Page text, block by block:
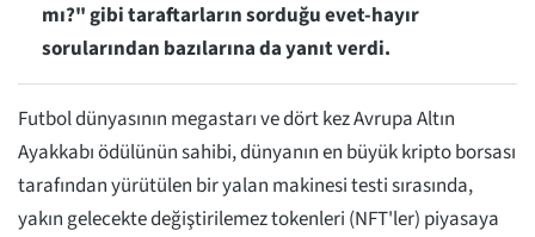
mı?" gibi taraftarların sorduğu evet-hayır
sorularından bazılarına da yanıt verdi.
Futbol dünyasının megastarı ve dört kez Avrupa Altın
Ayakkabı ödülünün sahibi, dünyanın en büyük kripto borsası
tarafından yürütülen bir yalan makinesi testi sırasında,
yakın gelecekte değiştirilemez tokenleri (NFT'ler) piyasaya